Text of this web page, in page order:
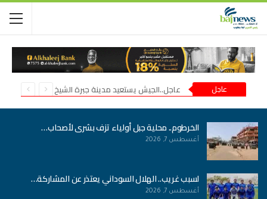
عاجل عاجل..الجيش يستعيد مدينة جبرة الشيخ في شمال كردفان
الخرطوم.. محلية جبل أولياء تزف بشرى لأصحاب…
أغسطس 7, 2026
لسبب غريب.. الهلال السوداني يعتذر عن المشاركة…
أغسطس 7, 2026